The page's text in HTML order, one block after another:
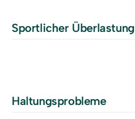
Sportlicher Überlastung
Haltungsprobleme